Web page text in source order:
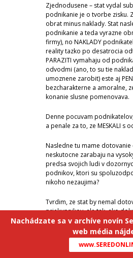
Nachádzate sa v archíve novín
web média
Zjednodusene – stat vydal
podnikanie je o tvorbe zisku.
obrat minus naklady. Stat
podnikanie a teda vyrazne
firmy), no NAKLADY
reality tazko po desatrocia
PARAZITI vymahaju od
odvodmi (ano, to su tie
umoznene zarobit) este aj
bezcharakterne a amoralne,
konanie slusne pomenovava.
Denne pocuvam
a penale za to, ze MESKALI s
Nasledne tu mame
neskutocne zarabaju na
predsa svojich ludi v
podnikov, ktori su
nikoho nezaujima?
Tvrdim, ze stat by nemal
priekupnikov, ale tak, ako
obmedzit legalne podnikanie
subjektov, by mal v rovnako
obmedzit ZISKY priekupnikov